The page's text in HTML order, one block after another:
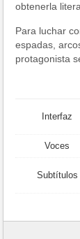
obtenerla
Para luchar
espadas,
protagonista
Interfaz
Voces
Subtítulos